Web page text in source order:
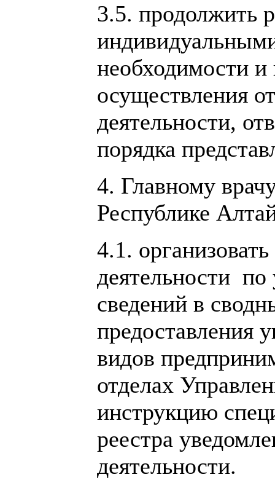
3.5. продолжить
необходимости и
осуществления
деятельности,
порядка
4. Главному
Республике
4.1.
деятельности по
сведений в
предоставления
видов
отделах
инструкцию
реестра
деятельности.